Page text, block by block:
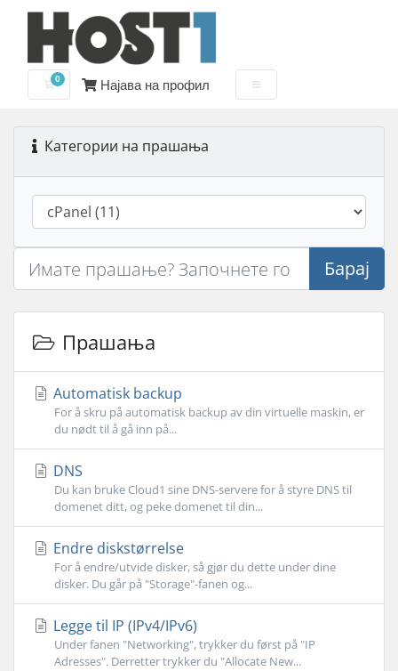
0
Потрошувачка кошничка
Најава на профил
Категории на прашања
Барај
Прашања
Automatisk backup
For å skru på automatisk backup av din virtuelle maskin, er
du nødt til å gå inn på...
DNS
Du kan bruke Cloud1 sine DNS-servere for å styre DNS til
domenet ditt, og peke domenet til din...
Endre diskstørrelse
For å endre/utvide disker, så gjør du dette under dine
disker. Du går på "Storage"-fanen og...
Legge til IP (IPv4/IPv6)
Under fanen "Networking", trykker du først på "IP
Adresses". Derretter trykker du "Allocate New...